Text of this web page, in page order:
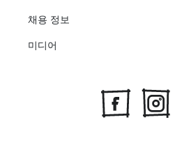
채용 정보
미디어